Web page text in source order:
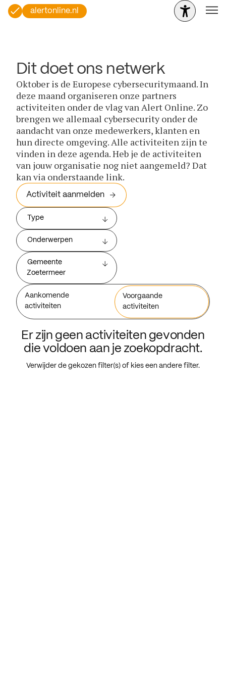
alertonline.nl
Dit doet ons netwerk
Oktober is de Europese cybersecuritymaand. In
deze maand organiseren onze partners
activiteiten onder de vlag van Alert Online. Zo
brengen we allemaal cybersecurity onder de
aandacht van onze medewerkers, klanten en
hun directe omgeving. Alle activiteiten zijn te
vinden in deze agenda. Heb je de activiteiten
van jouw organisatie nog niet aangemeld? Dat
kan via onderstaande link.
Activiteit aanmelden
Type
Onderwerpen
Gemeente
Zoetermeer
Aankomende
activiteiten
Voorgaande
activiteiten
Er zijn geen activiteiten gevonden
die voldoen aan je zoekopdracht.
Verwijder de gekozen filter(s) of kies een andere filter.